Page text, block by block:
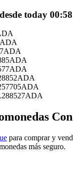
today 00:58
ADA
ADA
ADA
ADA
ADA
ADA
ADA
para comprar y
más seguro.